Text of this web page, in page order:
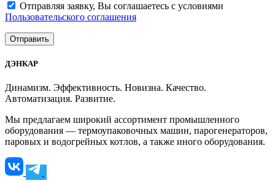
Отправляя заявку, Вы соглашаетесь с условиями
Пользовательского соглашения
ДЭНКАР
Динамизм. Эффективность. Новизна. Качество.
Автоматизация. Развитие.
Мы предлагаем широкий ассортимент промышленного
оборудования — термоупаковочных машин, парогенераторов,
паровых и водогрейных котлов, а также иного оборудования.